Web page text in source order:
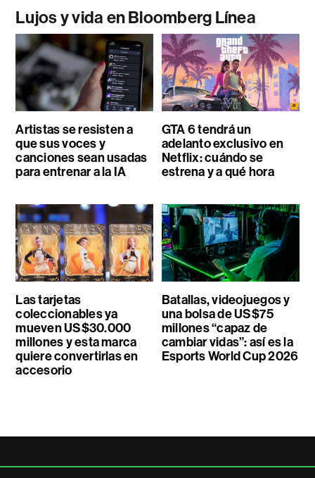
Lujos y vida en Bloomberg Línea
Artistas se resisten a
que sus voces y
canciones sean usadas
para entrenar a la IA
GTA 6 tendrá un
adelanto exclusivo en
Netflix: cuándo se
estrena y a qué hora
Las tarjetas
coleccionables ya
mueven US$30.000
millones y esta marca
quiere convertirlas en
accesorio
Batallas, videojuegos y
una bolsa de US$75
millones “capaz de
cambiar vidas”: así es la
Esports World Cup 2026